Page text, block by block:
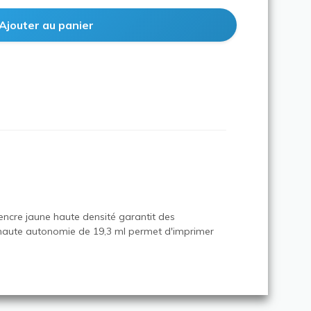
jaune haute densité garantit des
autonomie de 19,3 ml permet d'imprimer